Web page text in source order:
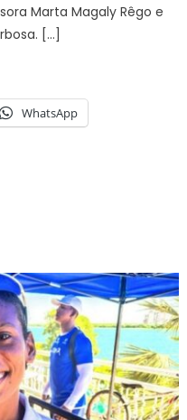
Marta Magaly Rêgo e
[…]
WhatsApp